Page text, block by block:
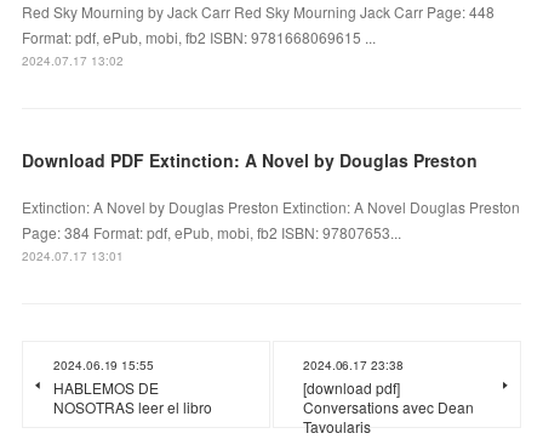
Red Sky Mourning by Jack Carr Red Sky Mourning Jack Carr Page: 448
Format: pdf, ePub, mobi, fb2 ISBN: 9781668069615 ...
2024.07.17 13:02
Download PDF Extinction: A Novel by Douglas Preston
Extinction: A Novel by Douglas Preston Extinction: A Novel Douglas Preston
Page: 384 Format: pdf, ePub, mobi, fb2 ISBN: 97807653...
2024.07.17 13:01
2024.06.19 15:55
HABLEMOS DE
NOSOTRAS leer el libro
2024.06.17 23:38
[download pdf]
Conversations avec Dean
Tavoularis